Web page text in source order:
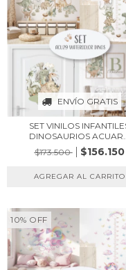
ENVÍO GRATIS
SET VINILOS
DINOSAURIOS ACUAR...
$173.500
$156.150
10% OFF